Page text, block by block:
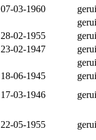
07-03-1960
28-02-1955
23-02-1947
18-06-1945
17-03-1946
22-05-1955